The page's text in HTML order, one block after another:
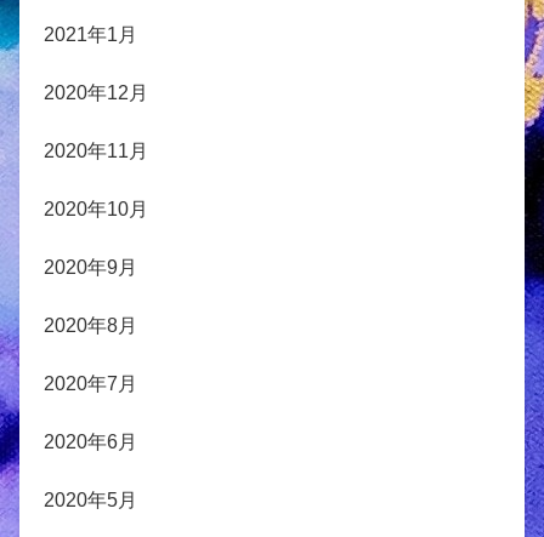
2021年1月
2020年12月
2020年11月
2020年10月
2020年9月
2020年8月
2020年7月
2020年6月
2020年5月